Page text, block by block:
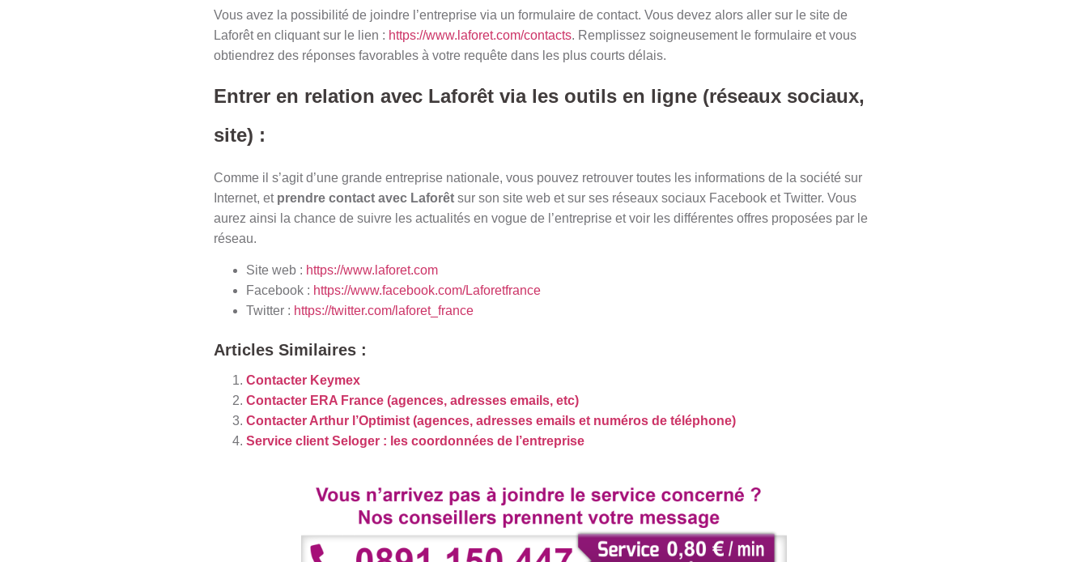
Vous avez la possibilité de joindre l’entreprise via un formulaire de contact. Vous devez alors aller sur le site de
Laforêt en cliquant sur le lien : https://www.laforet.com/contacts. Remplissez soigneusement le formulaire et vous
obtiendrez des réponses favorables à votre requête dans les plus courts délais.
Entrer en relation avec Laforêt via les outils en ligne (réseaux sociaux,
site) :
Comme il s’agit d’une grande entreprise nationale, vous pouvez retrouver toutes les informations de la société sur
Internet, et prendre contact avec Laforêt sur son site web et sur ses réseaux sociaux Facebook et Twitter. Vous
aurez ainsi la chance de suivre les actualités en vogue de l’entreprise et voir les différentes offres proposées par le
réseau.
Site web : https://www.laforet.com
Facebook : https://www.facebook.com/Laforetfrance
Twitter : https://twitter.com/laforet_france
Articles Similaires :
Contacter Keymex
Contacter ERA France (agences, adresses emails, etc)
Contacter Arthur l’Optimist (agences, adresses emails et numéros de téléphone)
Service client Seloger : les coordonnées de l’entreprise